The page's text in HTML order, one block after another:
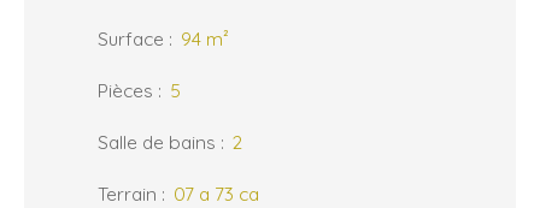
Surface : 94 m²
Pièces : 5
Salle de bains : 2
Terrain : 07 a 73 ca